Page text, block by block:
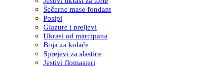
Šečerne mase fondant
Posipi
Glazure i preljevi
Ukrasi od marcipana
Boja za kolače
Sprejevi za slastice
Jestivi flomasteri